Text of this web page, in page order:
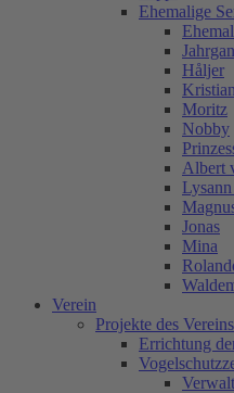
Ehemalige
Håljer
Kristian
Moritz
Nobby
Albert
Jonas
Mina
Verein
Projekte des Vereins
Errichtung